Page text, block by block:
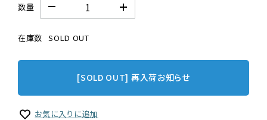
数量
在庫数 SOLD OUT
[SOLD OUT] 再入荷お知らせ
お気に入りに追加